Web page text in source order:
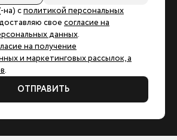
на) сполитикой персональных
свое согласие на
данных.
на получение
и маркетинговых рассылок, а
.
ОТПРАВИТЬ